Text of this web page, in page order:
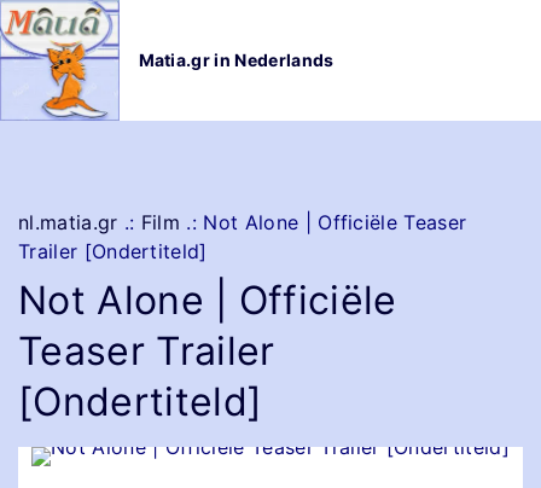
G
a
Matia.gr in Nederlands
nl.matia.gr .: Film .: Not Alone | Officiële Teaser
Trailer [Ondertiteld]
Not Alone | Officiële
Teaser Trailer
[Ondertiteld]